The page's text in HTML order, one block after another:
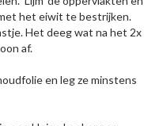
het eiwit te bestrijken.
Het deeg wat na het 2x
af.
en leg ze minstens